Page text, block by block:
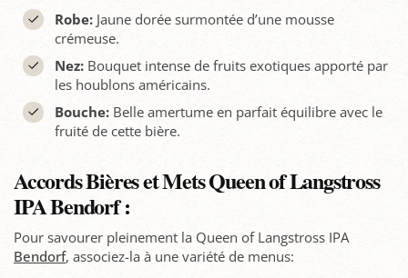
Robe:Jaune dorée surmontée d’une mousse
crémeuse.
Nez:Bouquet intense de fruits exotiques apporté par
les houblons américains.
Bouche:Belle amertume en parfait équilibre avec le
fruité de cette bière.
Accords Bières et Mets Queen of Langstross
IPA Bendorf :
Pour savourer pleinement la Queen of Langstross IPA
Bendorf, associez-la à une variété de menus: